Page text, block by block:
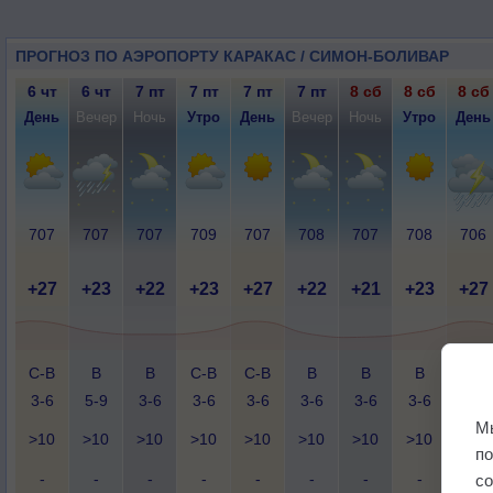
ПРОГНОЗ ПО АЭРОПОРТУ КАРАКАС / СИМОН-БОЛИВАР
6 чт 6 чт 7 пт 7 пт 7 пт 7 пт 8 сб 8 сб 8 сб
День Вечер Ночь Утро День Вечер Ночь Утро День
707 707 707 709 707 708 707 708 706
+27 +23 +22 +23 +27 +22 +21 +23 +27
С-В
3-6
В
5-9
В
3-6
С-В
3-6
С-В
3-6
В
3-6
В
3-6
В
3-6
>10 >10 >10 >10 >10 >10 >10 >10 >10
- - - - - - - - -